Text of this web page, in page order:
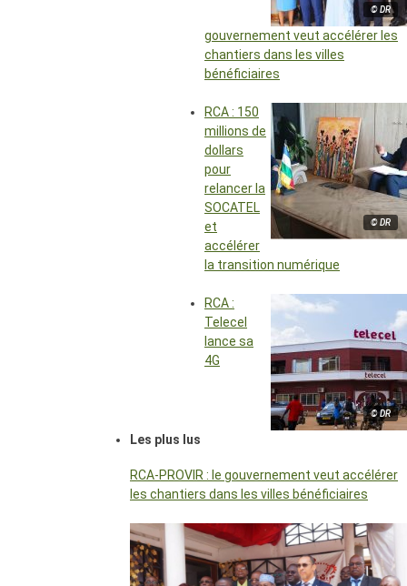
© DR
gouvernement veut accélérer les
chantiers dans les villes
bénéficiaires
© DR
RCA : 150
millions de
dollars
pour
relancer la
SOCATEL
et
accélérer
la transition numérique
© DR
RCA :
Telecel
lance sa
4G
Les plus lus
RCA-PROVIR : le gouvernement veut accélérer
les chantiers dans les villes bénéficiaires